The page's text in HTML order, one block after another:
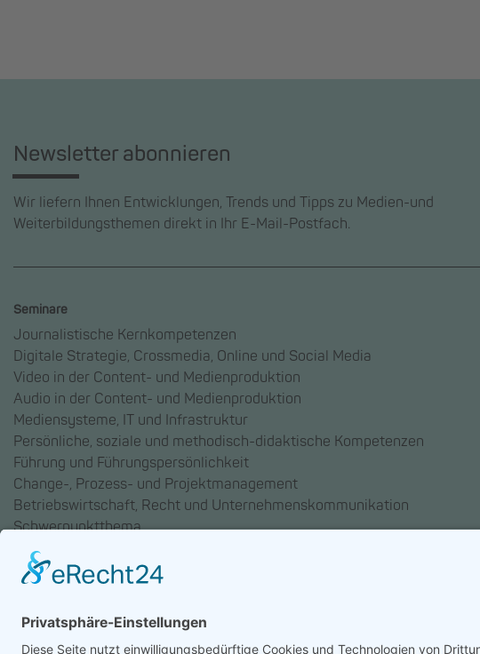
Newsletter abonnieren
Wir liefern Ihnen Entwicklungen, Trends und Tipps zu Medien-und
Weiterbildungsthemen direkt in Ihr E-Mail-Postfach.
Seminare
Journalistische Kernkompetenzen
Digitale Strategie, Crossmedia, Online und Social Media
Video in der Content- und Medienproduktion
Audio in der Content- und Medienproduktion
Mediensysteme, IT und Infrastruktur
Persönliche, soziale und methodisch-didaktische Kompetenzen
Führung und Führungspersönlichkeit
Change-, Prozess- und Projektmanagement
Betriebswirtschaft, Recht und Unternehmenskommunikation
Schwerpunktthema